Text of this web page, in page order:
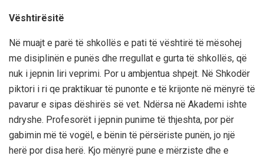
Vështirësitë
Në muajt e parë të shkollës e pati të vështirë të mësohej
me disiplinën e punës dhe rregullat e gurta të shkollës, që
nuk i jepnin liri veprimi. Por u ambjentua shpejt. Në Shkodër
piktori i ri qe praktikuar të punonte e të krijonte në mënyrë të
pavarur e sipas dëshirës së vet. Ndërsa në Akademi ishte
ndryshe. Profesorët i jepnin punime të thjeshta, por për
gabimin më të vogël, e bënin të përsëriste punën, jo një
herë por disa herë. Kjo mënyrë pune e mërziste dhe e